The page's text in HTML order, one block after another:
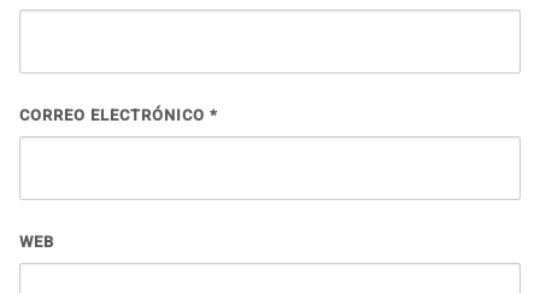
CORREO ELECTRÓNICO *
WEB